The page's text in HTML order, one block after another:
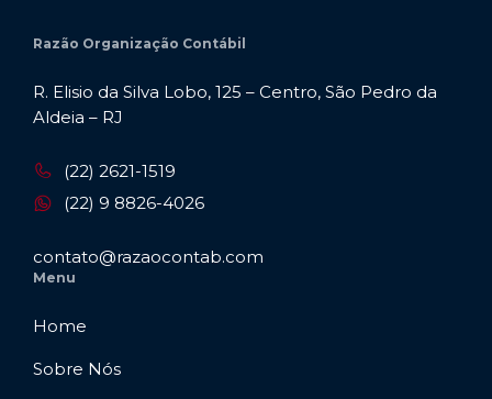
Razão Organização Contábil
R. Elisio da Silva Lobo, 125 – Centro, São Pedro da
Aldeia – RJ
(22) 2621-1519
(22) 9 8826-4026
contato@razaocontab.com
Menu
Home
Sobre Nós